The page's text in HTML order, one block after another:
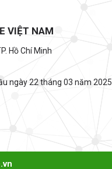
VIỆT NAM
Hồ Chí Minh
ngày 22 tháng 03 năm 2025